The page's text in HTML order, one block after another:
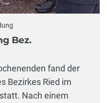
Bez.
fand der
Bezirkes Ried im
Nach einem